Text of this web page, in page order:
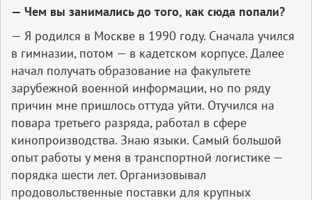
— Чем вы занимались до того, как сюда попали?
— Я родился в Москве в 1990 году. Сначала учился
в гимназии, потом — в кадетском корпусе. Далее
начал получать образование на факультете
зарубежной военной информации, но по ряду
причин мне пришлось оттуда уйти. Отучился на
повара третьего разряда, работал в сфере
кинопроизводства. Знаю языки. Самый большой
опыт работы у меня в транспортной логистике —
порядка шести лет. Организовывал
продовольственные поставки для крупных